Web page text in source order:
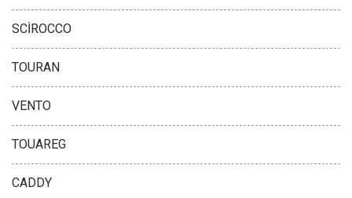
SCİROCCO
TOURAN
VENTO
TOUAREG
CADDY